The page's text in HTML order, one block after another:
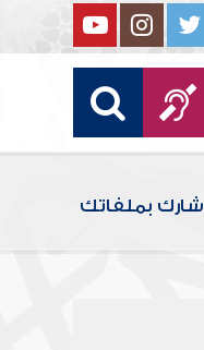
شارك بملفاتك